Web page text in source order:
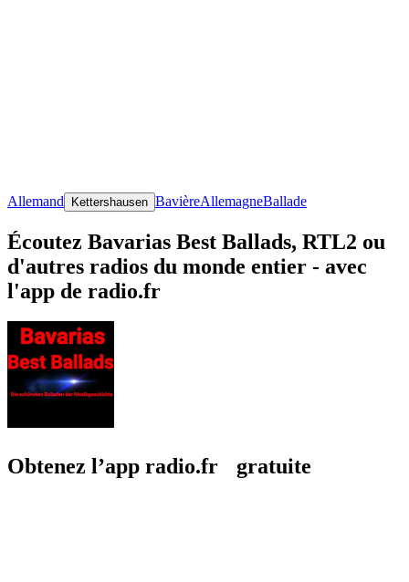
Allemand Kettershausen BavièreAllemagneBallade
Écoutez Bavarias Best Ballads, RTL2 ou
d'autres radios du monde entier - avec
l'app de radio.fr
Obtenez l’app radio.fr gratuite